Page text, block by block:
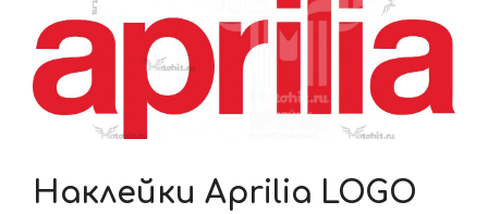
Наклейки Aprilia LOGO